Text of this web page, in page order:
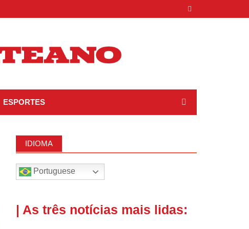
ESPORTES
IDIOMA
Portuguese
| As três notícias mais lidas: